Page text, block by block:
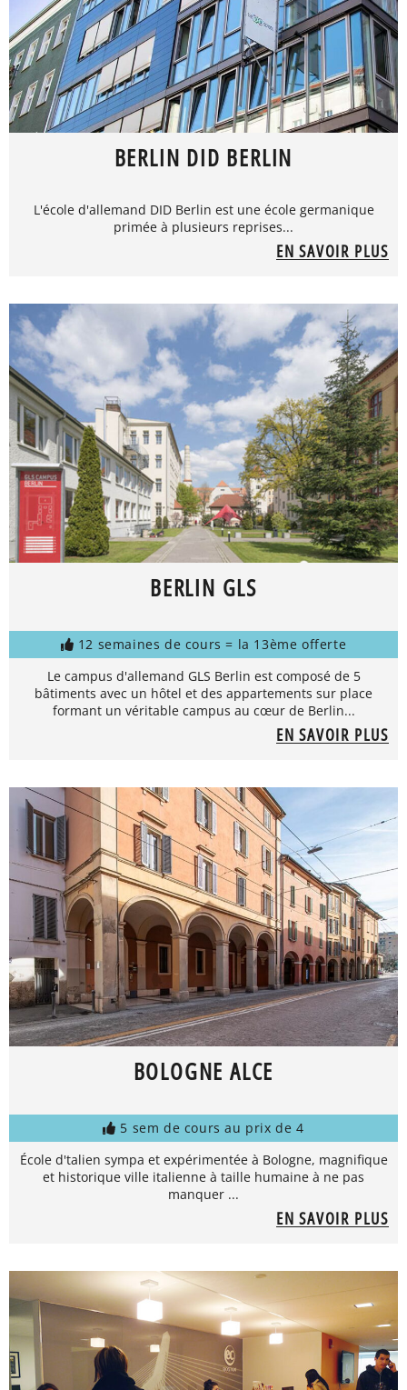
BERLIN DID BERLIN
L'école d'allemand DID Berlin est une école germanique
primée à plusieurs reprises...
EN SAVOIR PLUS
BERLIN GLS
12 semaines de cours = la 13ème offerte
Le campus d'allemand GLS Berlin est composé de 5
bâtiments avec un hôtel et des appartements sur place
formant un véritable campus au cœur de Berlin...
EN SAVOIR PLUS
BOLOGNE ALCE
5 sem de cours au prix de 4
École d'talien sympa et expérimentée à Bologne, magnifique
et historique ville italienne à taille humaine à ne pas
manquer ...
EN SAVOIR PLUS